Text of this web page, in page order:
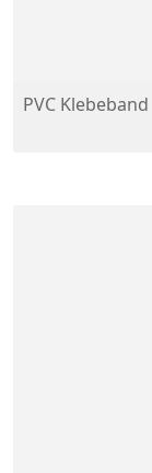
PVC Klebeband